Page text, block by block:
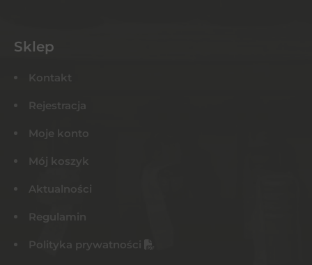
Sklep
Kontakt
Rejestracja
Moje konto
Mój koszyk
Aktualności
Regulamin
Polityka prywatności